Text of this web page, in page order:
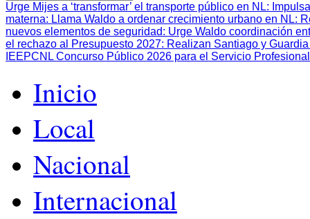
Urge Mijes a ‘transformar’ el transporte público en NL:
materna: Llama Waldo a ordenar crecimiento urbano en NL:
nuevos elementos de seguridad: Urge Waldo coordinación
el rechazo al Presupuesto 2027: Realizan Santiago y
IEEPCNL Concurso Público 2026 para el Servicio
Inicio
Local
Nacional
Internacional